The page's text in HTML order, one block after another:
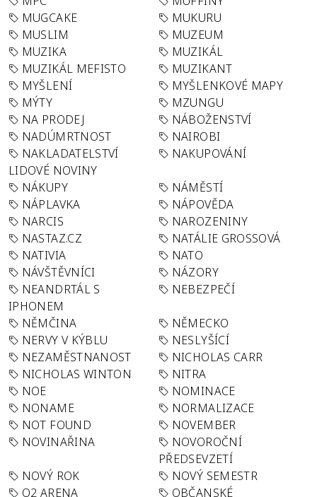
MUGCAKE
MUKURU
MUSLIM
MUZEUM
MUZIKA
MUZIKÁL
MUZIKÁL MEFISTO
MUZIKANT
MYŠLENÍ
MYŠLENKOVÉ MAPY
MÝTY
MZUNGU
NA PRODEJ
NÁBOŽENSTVÍ
NADÚMRTNOST
NAIROBI
NAKLADATELSTVÍ
LIDOVÉ NOVINY
NAKUPOVÁNÍ
NÁKUPY
NÁMĚSTÍ
NÁPLAVKA
NÁPOVĚDA
NARCIS
NAROZENINY
NASTAZ.CZ
NATÁLIE GROSSOVÁ
NATIVIA
NATO
NÁVŠTĚVNÍCI
NÁZORY
NEANDRTÁL S
IPHONEM
NEBEZPEČÍ
NĚMČINA
NĚMECKO
NERVY V KÝBLU
NESLYŠÍCÍ
NEZAMĚSTNANOST
NICHOLAS CARR
NICHOLAS WINTON
NITRA
NOE
NOMINACE
NONAME
NORMALIZACE
NOT FOUND
NOVEMBER
NOVINAŘINA
NOVOROČNÍ
PŘEDSEVZETÍ
NOVÝ ROK
NOVÝ SEMESTR
O2 ARENA
OBČANSKÉ